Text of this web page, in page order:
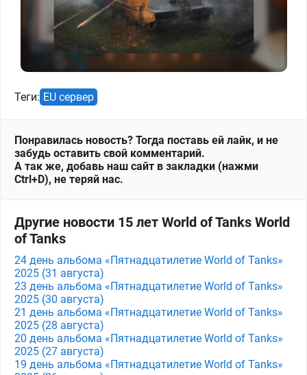
Теги: EU сервер
Понравилась новость? Тогда поставь ей лайк, и не
забудь оставить свой комментарий.
А так же, добавь наш сайт в закладки (нажми
Ctrl+D), не теряй нас.
Другие новости 15 лет World of Tanks World
of Tanks
24 день альбома «Пятнадцатилетие World of Tanks»
2025 (31 августа)
23 день альбома «Пятнадцатилетие World of Tanks»
2025 (30 августа)
21 день альбома «Пятнадцатилетие World of Tanks»
2025 (28 августа)
20 день альбома «Пятнадцатилетие World of Tanks»
2025 (27 августа)
19 день альбома «Пятнадцатилетие World of Tanks»